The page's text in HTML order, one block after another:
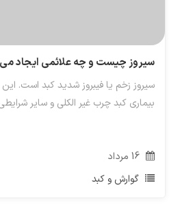
سیروز چیست و چه علائمی ایجاد
سیروز زخم یا فیبروز شدید کبد است.
بیماری کبد چرب غیر الکلی و سایر
مرداد
گوارش و کبد